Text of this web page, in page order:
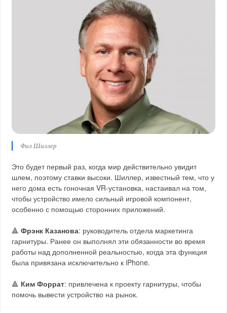
Фил Шиллер
Это будет первый раз, когда мир действительно увидит
шлем, поэтому ставки высоки. Шиллер, известный тем, что у
него дома есть гоночная VR-установка, настаивал на том,
чтобы устройство имело сильный игровой компонент,
особенно с помощью сторонних приложений.
🔺Фрэнк Казанова: руководитель отдела маркетинга
гарнитуры. Ранее он выполнял эти обязанности во время
работы над дополненной реальностью, когда эта функция
была привязана исключительно к iPhone.
🔺 Ким Форрат: привлечена к проекту гарнитуры, чтобы
помочь вывести устройство на рынок.